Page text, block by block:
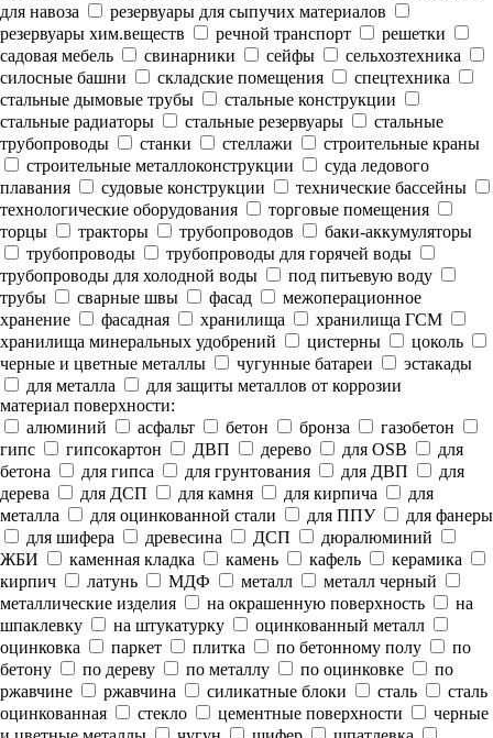
для навоза
резервуары для сыпучих материалов
резервуары хим.веществ
речной транспорт
решетки
садовая мебель
свинарники сейфы
сельхозтехника
силосные башни
складские помещения
спецтехника
стальные дымовые трубы
стальные конструкции
стальные радиаторы
стальные резервуары
стальные
трубопроводы
станки стеллажи
строительные краны
строительные металлоконструкции
суда ледового
плавания
судовые конструкции
технические бассейны
технологические оборудования
торговые помещения
торцы
тракторы трубопроводов
баки-аккумуляторы
трубопроводы
трубопроводы для горячей воды
трубопроводы для холодной воды
под питьевую воду
трубы
сварные швы фасад
межоперационное
хранение
фасадная хранилища
хранилища ГСМ
хранилища минеральных удобрений
цистерны
цоколь
черные и цветные металлы
чугунные батареи
эстакады
для металла
для защиты металлов от коррозии
материал поверхности:
алюминий
асфальт бетон бронза
газобетон
гипс
гипсокартон ДВП дерево для OSB
для
бетона
для гипса для грунтования для ДВП
для
дерева
для ДСП для камня для кирпича
для
металла
для оцинкованной стали для ППУ
для фанеры
для шифера
древесина ДСП
дюралюминий
ЖБИ
каменная кладка камень кафель
керамика
кирпич
латунь МДФ металл
металл черный
металлические изделия
на окрашенную поверхность
на
шпаклевку
на штукатурку
оцинкованный металл
оцинковка
паркет плитка по бетонному полу
по
бетону
по дереву по металлу по оцинковке
по
ржавчине
ржавчина силикатные блоки сталь
сталь
оцинкованная
стекло цементные поверхности
черные